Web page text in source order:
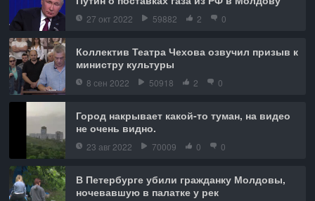
27 окт 2022 59882 2 0
Коллектив Театра Чехова озвучил призыв к
министру культуры
8 сен 2022 50918 2 0
Город накрывает какой-то туман, на видео
не очень видно.
23 авг 2022 70009 0 0
В Петербурге убили гражданку Молдовы,
ночевавшую в палатке у рек